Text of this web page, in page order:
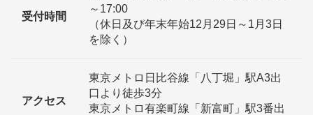
受付時間
～17:00
（休日及び年末年始12月29日～1月3日
を除く）
アクセス
東京メトロ日比谷線「八丁堀」駅A3出
口より徒歩3分
東京メトロ有楽町線「新富町」駅3番出